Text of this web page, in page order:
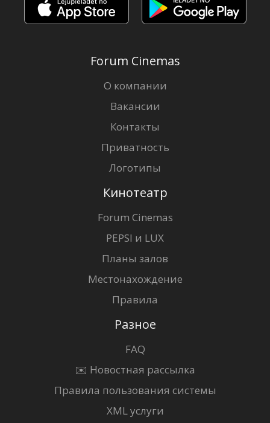
Forum Cinemas
О компании
Вакансии
Контакты
Приватность
Логотипы
Кинотеатр
Forum Cinemas
PEPSI и LUX
Планы залов
Местонахождение
Правила
Разное
FAQ
✉️ Новостная рассылка
Правила пользования системы
XML услуги